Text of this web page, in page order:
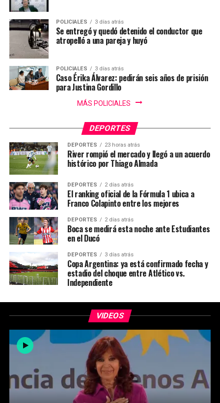
POLICIALES 3 días atrás
Se entregó y quedó detenido el conductor que
atropelló a una pareja y huyó
POLICIALES 3 días atrás
Caso Érika Álvarez: pedirán seis años de prisión
para Justina Gordillo
MÁS POLICIALES
DEPORTES
DEPORTES 23 horas atrás
River rompió el mercado y llegó a un acuerdo
histórico por Thiago Almada
DEPORTES 2 días atrás
El ranking oficial de la Fórmula 1 ubica a
Franco Colapinto entre los mejores
DEPORTES 2 días atrás
Boca se medirá esta noche ante Estudiantes
en el Ducó
DEPORTES 3 días atrás
Copa Argentina: ya está confirmado fecha y
estadio del choque entre Atlético vs.
Independiente
VIDEOS